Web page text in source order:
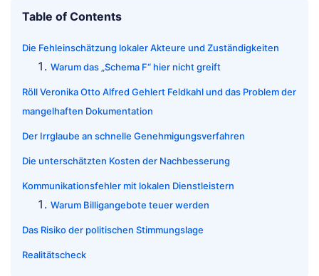
Table of Contents
Die Fehleinschätzung lokaler Akteure und Zuständigkeiten
Warum das „Schema F“ hier nicht greift
Röll Veronika Otto Alfred Gehlert Feldkahl und das Problem der
mangelhaften Dokumentation
Der Irrglaube an schnelle Genehmigungsverfahren
Die unterschätzten Kosten der Nachbesserung
Kommunikationsfehler mit lokalen Dienstleistern
Warum Billigangebote teuer werden
Das Risiko der politischen Stimmungslage
Realitätscheck